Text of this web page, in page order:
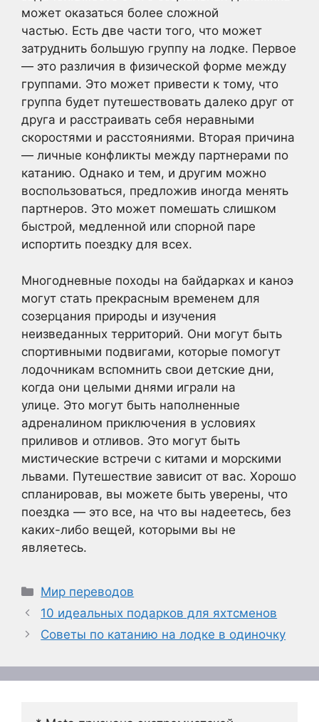
может оказаться более сложной
частью. Есть две части того, что может
затруднить большую группу на лодке. Первое
— это различия в физической форме между
группами. Это может привести к тому, что
группа будет путешествовать далеко друг от
друга и расстраивать себя неравными
скоростями и расстояниями. Вторая причина
— личные конфликты между партнерами по
катанию. Однако и тем, и другим можно
воспользоваться, предложив иногда менять
партнеров. Это может помешать слишком
быстрой, медленной или спорной паре
испортить поездку для всех.
Многодневные походы на байдарках и каноэ
могут стать прекрасным временем для
созерцания природы и изучения
неизведанных территорий. Они могут быть
спортивными подвигами, которые помогут
лодочникам вспомнить свои детские дни,
когда они целыми днями играли на
улице. Это могут быть наполненные
адреналином приключения в условиях
приливов и отливов. Это могут быть
мистические встречи с китами и морскими
львами. Путешествие зависит от вас. Хорошо
спланировав, вы можете быть уверены, что
поездка — это все, на что вы надеетесь, без
каких-либо вещей, которыми вы не
являетесь.
Рубрики
Мир переводов
10 идеальных подарков для яхтсменов
Советы по катанию на лодке в одиночку